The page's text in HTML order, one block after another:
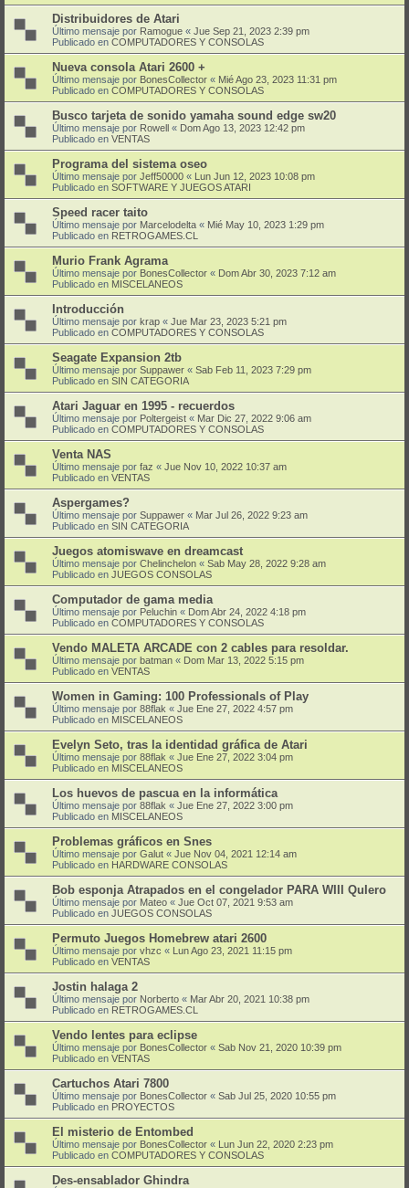
Distribuidores de Atari
Último mensaje por Ramogue « Jue Sep 21, 2023 2:39 pm
Publicado en COMPUTADORES Y CONSOLAS
Nueva consola Atari 2600 +
Último mensaje por BonesCollector « Mié Ago 23, 2023 11:31 pm
Publicado en COMPUTADORES Y CONSOLAS
Busco tarjeta de sonido yamaha sound edge sw20
Último mensaje por Rowell « Dom Ago 13, 2023 12:42 pm
Publicado en VENTAS
Programa del sistema oseo
Último mensaje por Jeff50000 « Lun Jun 12, 2023 10:08 pm
Publicado en SOFTWARE Y JUEGOS ATARI
Speed racer taito
Último mensaje por Marcelodelta « Mié May 10, 2023 1:29 pm
Publicado en RETROGAMES.CL
Murio Frank Agrama
Último mensaje por BonesCollector « Dom Abr 30, 2023 7:12 am
Publicado en MISCELANEOS
Introducción
Último mensaje por krap « Jue Mar 23, 2023 5:21 pm
Publicado en COMPUTADORES Y CONSOLAS
Seagate Expansion 2tb
Último mensaje por Suppawer « Sab Feb 11, 2023 7:29 pm
Publicado en SIN CATEGORIA
Atari Jaguar en 1995 - recuerdos
Último mensaje por Poltergeist « Mar Dic 27, 2022 9:06 am
Publicado en COMPUTADORES Y CONSOLAS
Venta NAS
Último mensaje por faz « Jue Nov 10, 2022 10:37 am
Publicado en VENTAS
Aspergames?
Último mensaje por Suppawer « Mar Jul 26, 2022 9:23 am
Publicado en SIN CATEGORIA
Juegos atomiswave en dreamcast
Último mensaje por Chelinchelon « Sab May 28, 2022 9:28 am
Publicado en JUEGOS CONSOLAS
Computador de gama media
Último mensaje por Peluchin « Dom Abr 24, 2022 4:18 pm
Publicado en COMPUTADORES Y CONSOLAS
Vendo MALETA ARCADE con 2 cables para resoldar.
Último mensaje por batman « Dom Mar 13, 2022 5:15 pm
Publicado en VENTAS
Women in Gaming: 100 Professionals of Play
Último mensaje por 88flak « Jue Ene 27, 2022 4:57 pm
Publicado en MISCELANEOS
Evelyn Seto, tras la identidad gráfica de Atari
Último mensaje por 88flak « Jue Ene 27, 2022 3:04 pm
Publicado en MISCELANEOS
Los huevos de pascua en la informática
Último mensaje por 88flak « Jue Ene 27, 2022 3:00 pm
Publicado en MISCELANEOS
Problemas gráficos en Snes
Último mensaje por Galut « Jue Nov 04, 2021 12:14 am
Publicado en HARDWARE CONSOLAS
Bob esponja Atrapados en el congelador PARA WIII QuIero
Último mensaje por Mateo « Jue Oct 07, 2021 9:53 am
Publicado en JUEGOS CONSOLAS
Permuto Juegos Homebrew atari 2600
Último mensaje por vhzc « Lun Ago 23, 2021 11:15 pm
Publicado en VENTAS
Jostin halaga 2
Último mensaje por Norberto « Mar Abr 20, 2021 10:38 pm
Publicado en RETROGAMES.CL
Vendo lentes para eclipse
Último mensaje por BonesCollector « Sab Nov 21, 2020 10:39 pm
Publicado en VENTAS
Cartuchos Atari 7800
Último mensaje por BonesCollector « Sab Jul 25, 2020 10:55 pm
Publicado en PROYECTOS
El misterio de Entombed
Último mensaje por BonesCollector « Lun Jun 22, 2020 2:23 pm
Publicado en COMPUTADORES Y CONSOLAS
Des-ensablador Ghindra